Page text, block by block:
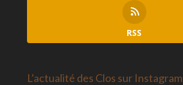
RSS
L’actualité des Clos sur Instagram